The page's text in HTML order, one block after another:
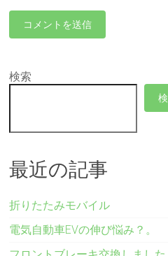
検索
最近の記事
折りたたみモバイル
電気自動車EVの伸び悩み？。